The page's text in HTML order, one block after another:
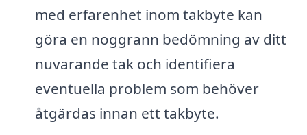
med erfarenhet inom takbyte kan
göra en noggrann bedömning av ditt
nuvarande tak och identifiera
eventuella problem som behöver
åtgärdas innan ett takbyte.